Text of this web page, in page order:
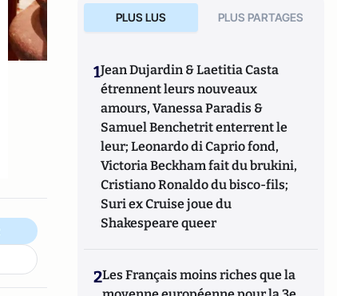
PLUS LUS PLUS PARTAGES
1Jean Dujardin & Laetitia Casta
étrennent leurs nouveaux
amours, Vanessa Paradis &
Samuel Benchetrit enterrent le
leur; Leonardo di Caprio fond,
Victoria Beckham fait du brukini,
Cristiano Ronaldo du bisco-fils;
Suri ex Cruise joue du
Shakespeare queer
2Les Français moins riches que la